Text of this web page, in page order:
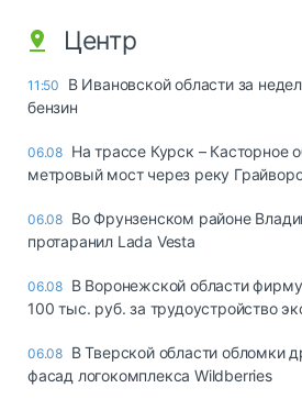
Центр
11:50
В Ивановской области за
бензин
06.08 На трассе Курск – Касторное
метровый мост через реку
06.08 Во Фрунзенском районе
протаранил Lada Vesta
06.08 В Воронежской области
100 тыс. руб. за трудоустройство
06.08 В Тверской области обломки
фасад логокомплекса Wildberries